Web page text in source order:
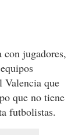
con jugadores,
Valencia que
que no tiene
futbolistas.